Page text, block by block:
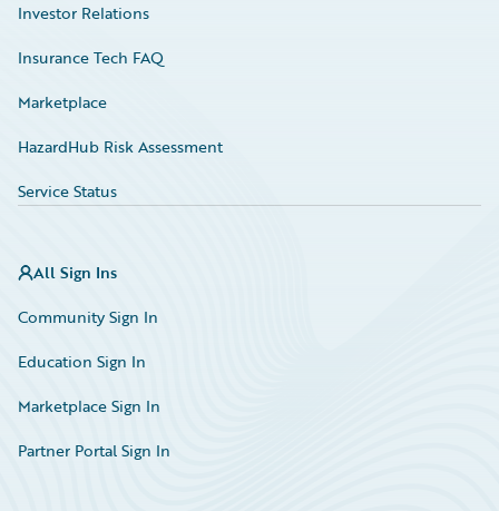
Investor Relations
Insurance Tech FAQ
Marketplace
HazardHub Risk Assessment
Service Status
All Sign Ins
Community Sign In
Education Sign In
Marketplace Sign In
Partner Portal Sign In